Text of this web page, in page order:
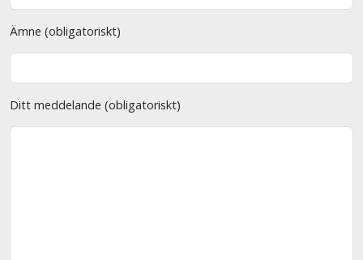
Ämne (obligatoriskt)
Ditt meddelande (obligatoriskt)